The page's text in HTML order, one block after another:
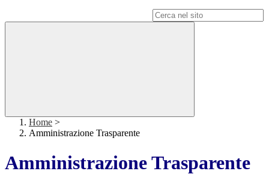
Home >
Amministrazione Trasparente
Amministrazione Trasparente